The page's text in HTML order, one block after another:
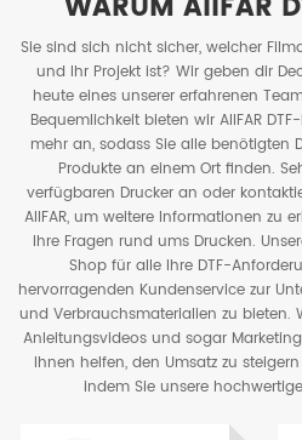
Sie sind sich nicht sicher, welcher
und Ihr Projekt ist? Wir geben dir
heute eines unserer erfahrenen
Bequemlichkeit bieten wir AIIFAR
mehr an, sodass Sie alle
Produkte an einem Ort finden.
verfügbaren Drucker an oder
AIIFAR, um weitere Informationen zu
Ihre Fragen rund ums Drucken.
Shop für alle Ihre DTF-
hervorragenden Kundenservice zur
und Verbrauchsmaterialien zu bieten.
Anleitungsvideos und sogar
Ihnen helfen, den Umsatz zu
indem Sie unsere